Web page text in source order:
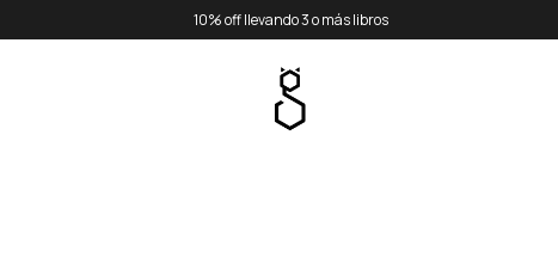
10% off llevando 3 o más libros